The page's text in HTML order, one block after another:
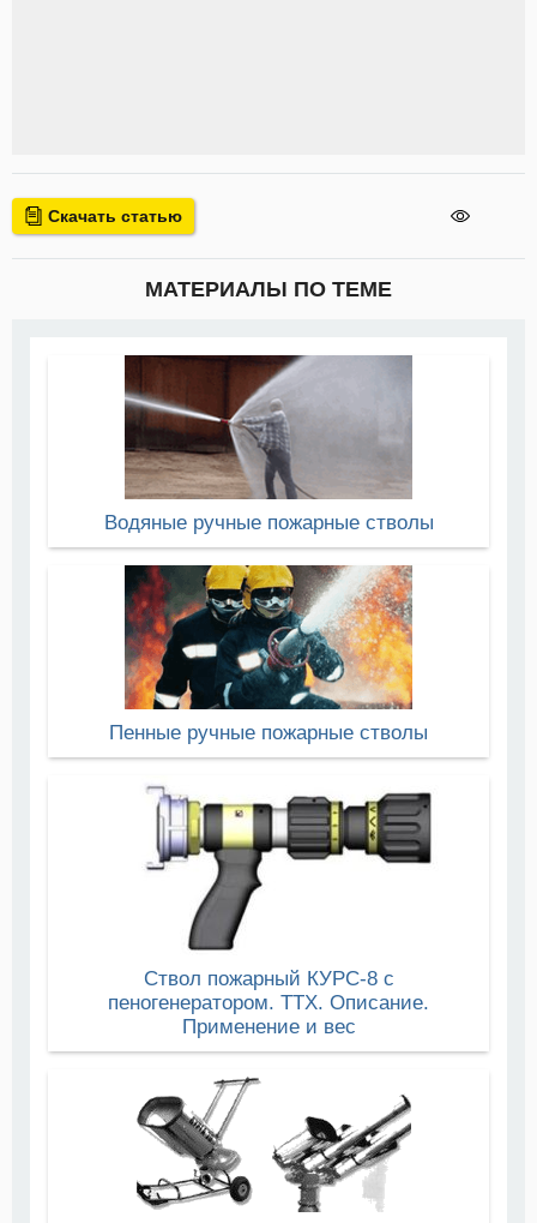
Скачать статью
МАТЕРИАЛЫ ПО ТЕМЕ
Водяные ручные пожарные стволы
Пенные ручные пожарные стволы
Ствол пожарный КУРС-8 с
пеногенератором. ТТХ. Описание.
Применение и вес